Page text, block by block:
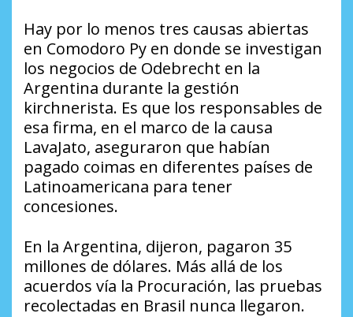
Hay por lo menos tres causas abiertas
en Comodoro Py en donde se investigan
los negocios de Odebrecht en la
Argentina durante la gestión
kirchnerista. Es que los responsables de
esa firma, en el marco de la causa
LavaJato, aseguraron que habían
pagado coimas en diferentes países de
Latinoamericana para tener
concesiones.
En la Argentina, dijeron, pagaron 35
millones de dólares. Más allá de los
acuerdos vía la Procuración, las pruebas
recolectadas en Brasil nunca llegaron.